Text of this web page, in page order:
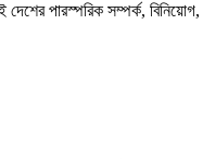
পারস্পরিক সম্পর্ক,